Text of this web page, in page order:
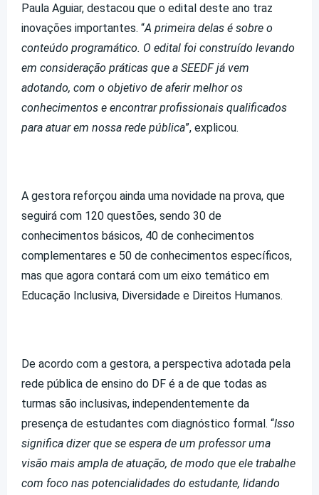
Paula Aguiar, destacou que o edital deste ano traz
inovações importantes. “A primeira delas é sobre o
conteúdo programático. O edital foi construído levando
em consideração práticas que a SEEDF já vem
adotando, com o objetivo de aferir melhor os
conhecimentos e encontrar profissionais qualificados
para atuar em nossa rede pública”, explicou.
A gestora reforçou ainda uma novidade na prova, que
seguirá com 120 questões, sendo 30 de
conhecimentos básicos, 40 de conhecimentos
complementares e 50 de conhecimentos específicos,
mas que agora contará com um eixo temático em
Educação Inclusiva, Diversidade e Direitos Humanos.
De acordo com a gestora, a perspectiva adotada pela
rede pública de ensino do DF é a de que todas as
turmas são inclusivas, independentemente da
presença de estudantes com diagnóstico formal. “Isso
significa dizer que se espera de um professor uma
visão mais ampla de atuação, de modo que ele trabalhe
com foco nas potencialidades do estudante, lidando